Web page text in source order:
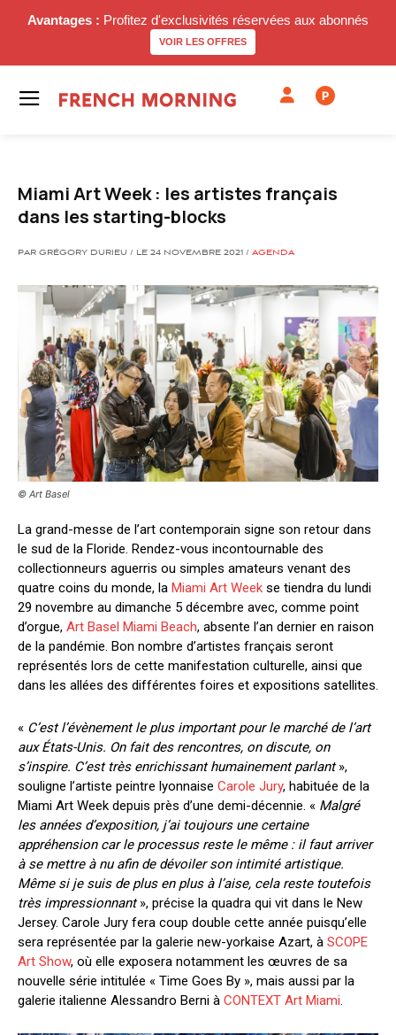
Avantages : Profitez d'exclusivités réservées aux abonnés
VOIR LES OFFRES
P
Miami Art Week : les artistes français
dans les starting-blocks
PAR GRÉGORY DURIEU / LE 24 NOVEMBRE 2021 / AGENDA
© Art Basel
La grand-messe de l’art contemporain signe son retour dans
le sud de la Floride. Rendez-vous incontournable des
collectionneurs aguerris ou simples amateurs venant des
quatre coins du monde, la Miami Art Week se tiendra du lundi
29 novembre au dimanche 5 décembre avec, comme point
d’orgue, Art Basel Miami Beach, absente l’an dernier en raison
de la pandémie. Bon nombre d’artistes français seront
représentés lors de cette manifestation culturelle, ainsi que
dans les allées des différentes foires et expositions satellites.
« C’est l’évènement le plus important pour le marché de l’art
aux États-Unis. On fait des rencontres, on discute, on
s’inspire. C’est très enrichissant humainement parlant»,
souligne l’artiste peintre lyonnaise Carole Jury, habituée de la
Miami Art Week depuis près d’une demi-décennie. « Malgré
les années d’exposition, j’ai toujours une certaine
appréhension car le processus reste le même : il faut arriver
à se mettre à nu afin de dévoiler son intimité artistique.
Même si je suis de plus en plus à l’aise, cela reste toutefois
très impressionnant», précise la quadra qui vit dans le New
Jersey. Carole Jury fera coup double cette année puisqu’elle
sera représentée par la galerie new-yorkaise Azart, à SCOPE
Art Show, où elle exposera notamment les œuvres de sa
nouvelle série intitulée « Time Goes By », mais aussi par la
galerie italienne Alessandro Berni à CONTEXT Art Miami.